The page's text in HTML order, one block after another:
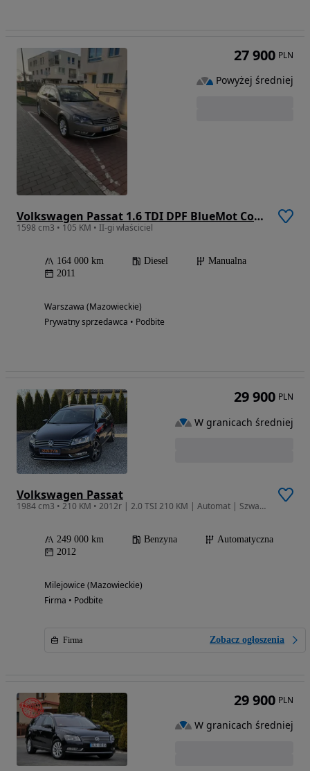
Volkswagen Passat 1.6 TDI DPF BlueMot Comfortline
1598 cm3 • 105 KM • II-gi właściciel
164 000 km Diesel
Manualna
2011
Warszawa (Mazowieckie)
Prywatny sprzedawca • Podbite
27 900 PLN
Powyżej średniej
Volkswagen Passat
1984 cm3 • 210 KM • 2012r | 2.0 TSI 210 KM | Automat | Szwajcaria | Opłacony
249 000 km Benzyna
Automatyczna
2012
Milejowice (Mazowieckie)
Firma • Podbite
Firma Zobacz ogłoszenia
29 900 PLN
W granicach średniej
29 900 PLN
W granicach średniej